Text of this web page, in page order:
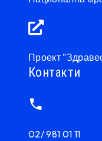
Проект
Контакти
02/ 981 01 11